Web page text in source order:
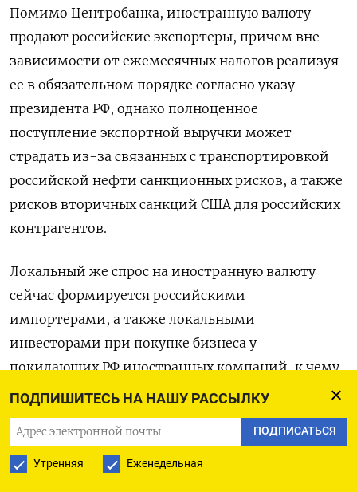
ПОДПИШИТЕСЬ НА НАШУ РАССЫЛКУ
ПОДПИСАТЬСЯ
Утренняя Еженедельная
Помимо Центробанка, иностранную валюту
продают российские экспортеры, причем вне
зависимости от ежемесячных налогов реализуя
ее в обязательном порядке согласно указу
президента РФ, однако полноценное
поступление экспортной выручки может
страдать из-за связанных с транспортировкой
российской нефти санкционных рисков, а также
рисков вторичных санкций США для российских
контрагентов.
Локальный же спрос на иностранную валюту
сейчас формируется российскими
импортерами, а также локальными
инвесторами при покупке бизнеса у
покидающих РФ иностранных компаний, к чему
может добавляться валютный арбитраж,
основанный на возникающей разнице
стоимости иностранных валют в РФ и на FX.